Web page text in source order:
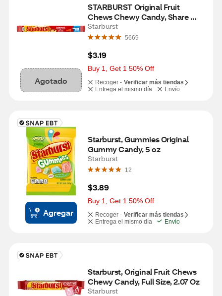
Agotado
STARBURST Original Fruit
Chews Chewy Candy, Share
Size, 3.45 oz
Starburst
5669
$3.19
Buy 1, Get 1 50% Off
Recoger - Verificar más tiendas
Entrega el mismo día
Envío
Agregar
Starburst, Gummies Original
Gummy Candy, 5 oz
Starburst
12
$3.89
Buy 1, Get 1 50% Off
Recoger - Verificar más tiendas
Entrega el mismo día
Envío
Starburst, Original Fruit Chews
Chewy Candy, Full Size, 2.07 Oz
Starburst